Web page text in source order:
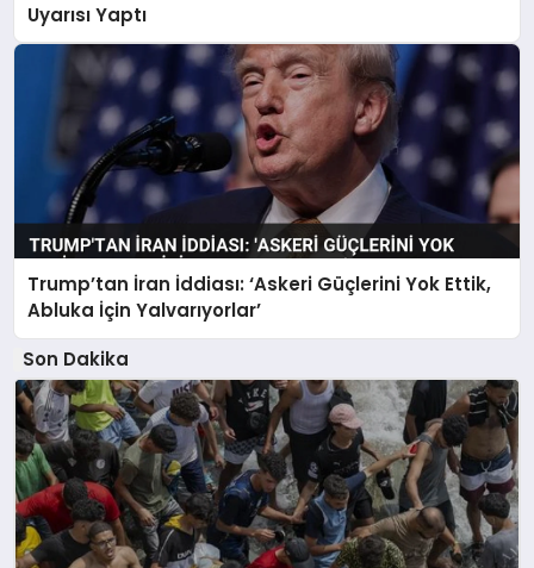
Uyarısı Yaptı
Trump’tan İran İddiası: ‘Askeri Güçlerini Yok Ettik,
Abluka İçin Yalvarıyorlar’
Son Dakika